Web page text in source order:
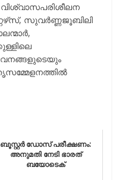
സുവര്‍ണ്ണജൂബിലി
ബൂസ്റ്റർ ഡോസ് പരീക്ഷണം:
അനുമതി നേടി ഭാരത്
ബയോടെക്